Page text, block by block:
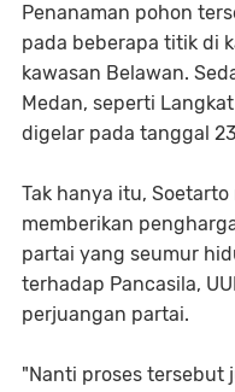
Penanaman pohon
pada beberapa titik di
kawasan Belawan.
Medan, seperti
digelar pada tanggal
Tak hanya itu,
memberikan
partai yang seumur
terhadap Pancasila,
perjuangan partai.
"Nanti proses tersebut